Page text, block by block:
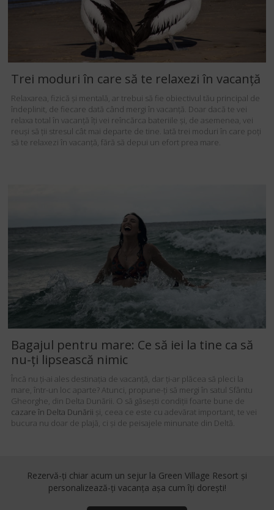
Trei moduri în care să te relaxezi în vacanță
Relaxarea, fizică și mentală, ar trebui să fie obiectivul tău principal de
îndeplinit, de fiecare dată când mergi în vacanță. Doar dacă te vei
relaxa total în vacanță îți vei reîncărca bateriile și, de asemenea, vei
reuși să ții stresul cât mai departe de tine. Iată trei moduri în care poți
să te relaxezi în vacanță, fără să depui un efort prea mare.
Bagajul pentru mare: Ce să iei la tine ca să
nu-ți lipsească nimic
Încă nu ți-ai ales destinația de vacanță, dar ți-ar plăcea să pleci la
mare, într-un loc aparte? Atunci, propune-ți să mergi în satul Sfântu
Gheorghe, din Delta Dunării. O să găsești condiții foarte bune de
cazare în Delta Dunării și, ceea ce este cu adevărat important, te vei
bucura nu doar de plajă, ci și de peisajele minunate din Deltă.
Rezervă-ți chiar acum un sejur la Green Village Resort și
personalizează-ți vacanța așa cum îți dorești!